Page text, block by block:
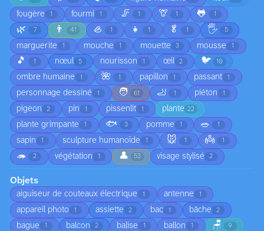
fougère 1 fourmi 1 🦵 1 🦒 1 🐸 1
🌿 7 👨 41 🦪 1 👧 1 🥬 1 🖐️ 5
marguerite 1 mouche 1 mouette 3 mousse 1
🎵 1 nœul 5 nourisson 1 œil 2 🐦 10
ombre humaine 1 🌺 1 papillon 1 passant 1
personnage dessiné 1 🧑 61 🦶 1 piéton 1
pigeon 2 pin 1 pissenlit 1 plante 22
plante grimpante 1 🐟 3 pomme 1 🥗 1
sapin 1 sculpture humanoïde 1 🐭 1 👼 1
🦔 2 végétation 1 👤 53 visage stylisé 2
Objets
aiguiseur de couteaux électrique 1 antenne 1
appareil photo 1 assiette 2 bac 1 bâche 2
bague 1 balcon 2 balise 1 ballon 1 🪑 9